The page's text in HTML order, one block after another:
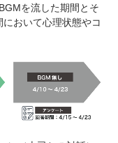
を流した期間とそ
おいて心理状態やコ